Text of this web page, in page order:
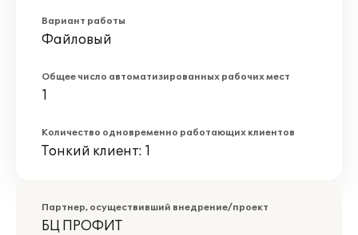
Вариант работы
Файловый
Общее число автоматизированных рабочих мест
1
Количество одновременно работающих клиентов
Тонкий клиент: 1
Партнер, осуществивший внедрение/проект
БЦ ПРОФИТ